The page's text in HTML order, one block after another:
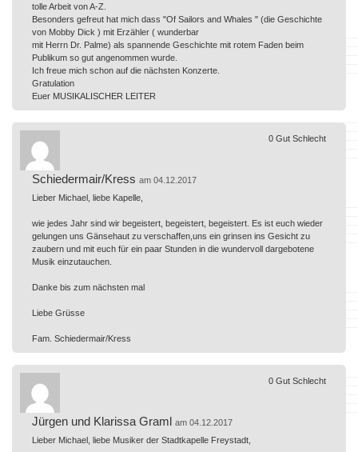
tolle Arbeit von A-Z.
Besonders gefreut hat mich dass "Of Sailors and Whales " (die Geschichte
von Mobby Dick ) mit Erzähler ( wunderbar
mit Herrn Dr. Palme) als spannende Geschichte mit rotem Faden beim
Publikum so gut angenommen wurde.
Ich freue mich schon auf die nächsten Konzerte.
Gratulation
Euer MUSIKALISCHER LEITER
Schiedermair/Kress am 04.12.2017
Lieber Michael, liebe Kapelle,
wie jedes Jahr sind wir begeistert, begeistert, begeistert. Es ist euch wieder
gelungen uns Gänsehaut zu verschaffen,uns ein grinsen ins Gesicht zu
zaubern und mit euch für ein paar Stunden in die wundervoll dargebotene
Musik einzutauchen.
Danke bis zum nächsten mal
Liebe Grüsse
Fam. Schiedermair/Kress
0 Gut Schlecht
Jürgen und Klarissa Graml am 04.12.2017
Lieber Michael, liebe Musiker der Stadtkapelle Freystadt,
0 Gut Schlecht